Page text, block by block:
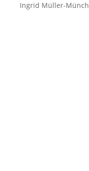
Ingrid Müller-Münch